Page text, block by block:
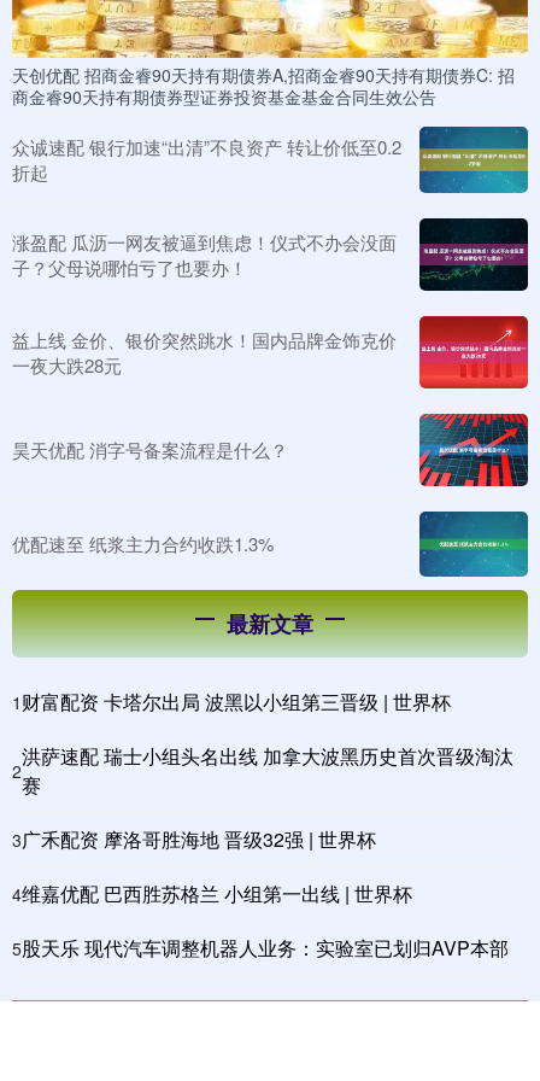
天创优配 招商金睿90天持有期债券A,招商金睿90天持有期债券C: 招
商金睿90天持有期债券型证券投资基金基金合同生效公告
众诚速配 银行加速“出清”不良资产 转让价低至0.2
折起
涨盈配 瓜沥一网友被逼到焦虑！仪式不办会没面
子？父母说哪怕亏了也要办！
益上线 金价、银价突然跳水！国内品牌金饰克价
一夜大跌28元
昊天优配 消字号备案流程是什么？
优配速至 纸浆主力合约收跌1.3%
最新文章
1 财富配资 卡塔尔出局 波黑以小组第三晋级 | 世界杯
2
洪萨速配 瑞士小组头名出线 加拿大波黑历史首次晋级淘汰
赛
3广禾配资 摩洛哥胜海地 晋级32强 | 世界杯
4维嘉优配 巴西胜苏格兰 小组第一出线 | 世界杯
5股天乐 现代汽车调整机器人业务：实验室已划归AVP本部